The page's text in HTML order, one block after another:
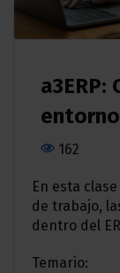
162
En esta
de trabajo,
dentro del
Temario: